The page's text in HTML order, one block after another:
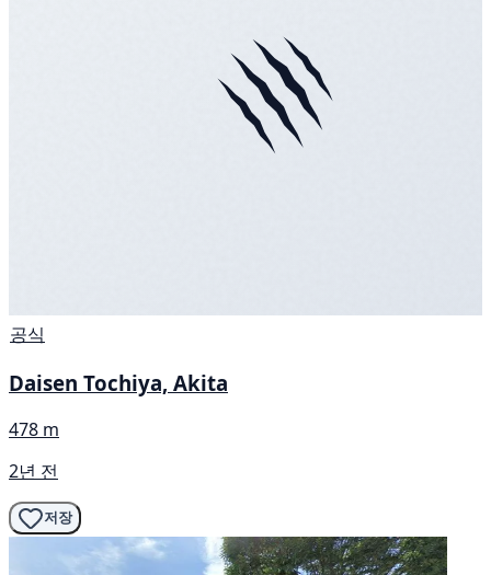
공식
Daisen Tochiya, Akita
478 m
2년 전
저장